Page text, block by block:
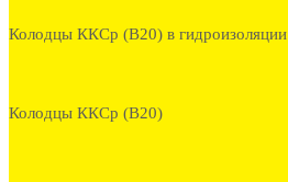
Колодцы ККСр (В20) в гидроизоляции
Колодцы ККСр (В20)